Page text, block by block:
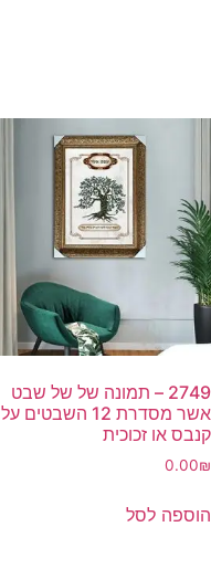
2749 – תמונה של של שבט
אשר מסדרת 12 השבטים על
קנבס או זכוכית
0.00₪
הוספה לסל